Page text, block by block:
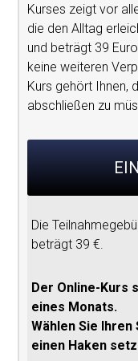
Kurses zeigt vor
die den Alltag
und beträgt 39
keine weiteren
Kurs gehört Ihnen,
abschließen zu
Die
beträgt 39 €.
Der Online-Kurs
eines Monats.
Wählen Sie
einen Haken